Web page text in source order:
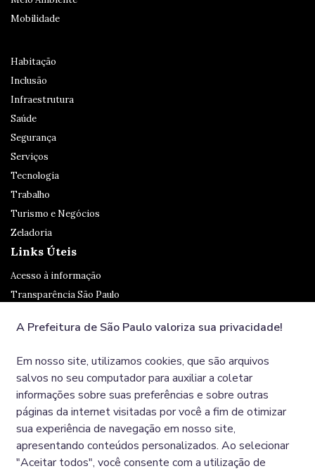
Mobilidade
Habitação
Inclusão
Infraestrutura
Saúde
Segurança
Serviços
Tecnologia
Trabalho
Turismo e Negócios
Zeladoria
Links Úteis
Acesso à informação
Transparência São Paulo
Ouvidoria
Diário Oficial
Redes Sociais
A Prefeitura de São Paulo valoriza sua privacidade!
Em nosso site, utilizamos cookies, que são arquivos
salvos no seu computador para auxiliar a coletar
informações sobre suas preferências e sobre outras
páginas da internet visitadas por você a fim de otimizar
sua experiência de navegação em nosso site,
apresentando conteúdos personalizados. Ao selecionar
"Aceitar todos", você consente com a utilização de